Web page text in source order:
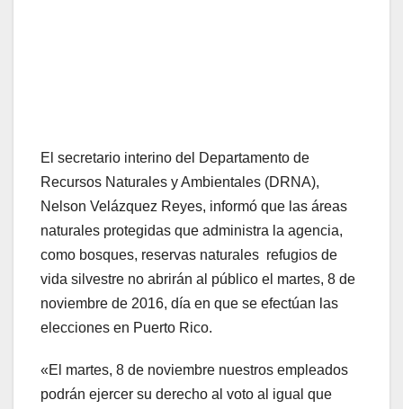
El secretario interino del Departamento de
Recursos Naturales y Ambientales (DRNA),
Nelson Velázquez Reyes, informó que las áreas
naturales protegidas que administra la agencia,
como bosques, reservas naturales refugios de
vida silvestre no abrirán al público el martes, 8 de
noviembre de 2016, día en que se efectúan las
elecciones en Puerto Rico.
«El martes, 8 de noviembre nuestros empleados
podrán ejercer su derecho al voto al igual que